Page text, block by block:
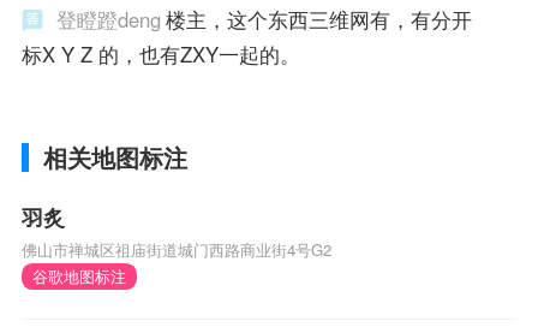
登瞪蹬deng 楼主，这个东西三维网有，有分开
标X Y Z 的，也有ZXY一起的。
相关地图标注
羽炙
佛山市禅城区祖庙街道城门西路商业街4号G2
谷歌地图标注